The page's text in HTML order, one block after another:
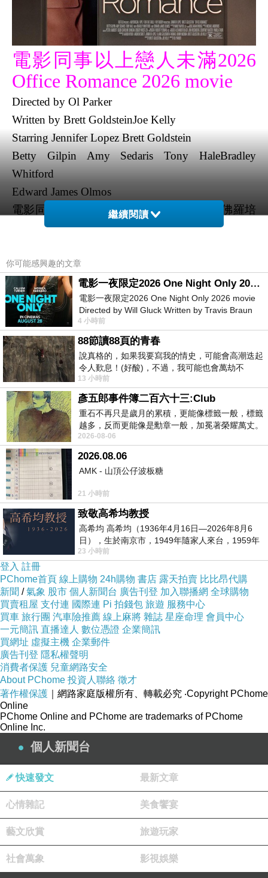
電影同事以上戀人未滿2026
Office Romance 2026 movie
Directed by Ol Parker
Written by Brett GoldsteinJoe Kelly
Starring Jennifer Lopez Brett Goldstein
Betty Gilpin Amy Sedaris Tony HaleBradley
Whitford
Edward James Olmos
電影同事以上戀人未滿2026描述講述珍妮佛羅培
茲與布雷特高德斯坦都是工作狂，擔任老闆珍妮
戀，在跟隨心意行動後隨即身陷混亂之中。
珍妮佛羅培茲與布雷特高德斯坦擔任製作，故事
從片名到女主角珍妮佛羅培茲就這知道這會是一
部怎樣的電影，布雷特高德斯坦因為某種緣故擔
任珍妮佛洛佩茲的律師，一家小型航空公司的首
席執行官，發展幾乎是沒有任何懸念，彼此之間
各有各的問題，祕密的辦公室戀情似乎影響到他
們的工作，轉而帶到珍妮佛羅培茲是否能繼續擔
任這份工作，當然電影沒有那麼認真談到甚麼女
性態度，只想好好談一場戀愛，外加一些黃腔。
珍妮佛羅培茲與布雷特高德斯談起戀愛還算是登
對，至少有一些小火花，不免俗刻意安排一些搞
笑的綠葉，像是貝蒂吉爾平飾演一個伶牙俐齒、
身懷六甲的女副手搶盡風頭，之後一定讓這個角
色在緊急狀況下生小孩，羅傑巴特飾演的競爭對
手航空公司老闆也有不錯的演出。
電影同事以上戀人未滿2026描述講述珍妮佛羅培
茲與布雷特高德斯坦都是工作狂，擔任老闆珍妮
羅洛培茲的律師，兩人很快地展開一段辦公室祕
戀，在跟隨心意行動後隨即身陷混亂之中。十分
老套的愛情喜劇，角色幾乎是替珍妮佛羅培茲與
布雷特高德斯量身訂做，你幾乎不會感到任何意
外，喜歡愛情喜劇或者是珍妮佛羅培茲的人可以
找來欣賞。
上一篇：電影你我在托斯卡尼 You Me Tuscany 2026
下一篇：電影真愛留聲 Voicemails for Isabelle
繼續閱讀
你可能感興趣的文章
電影一夜限定2026 One Night Only 2026 movie
電影一夜限定2026 One Night Only 2026 movie
Directed by Will Gluck Written by Travis Braun
Starring Monica Barbaro
4 小時前
88節讀88頁的青春
說真格的，如果我要寫我的情史，可能會高潮迭起
令人歎息！(好酸)，不過，我可能也會萬劫不
復...，每天跪鍵盤還是被判了花心的罪
13 小時前
彥五郎事件簿二百六十三:Club
重石不再只是歲月的累積，更能像標籤一般，標籤
越多，反而更能像是勳章一般，加冕著榮耀萬丈。
習慣一如縱容，成了再難輕輕放下的罪證
2026-08-06
2026.08.06
AMK - 山頂公仔波板糖
21 小時前
致敬高希均教授
高希均 高希均（1936年4月16日—2026年8月6
日），生於南京市，1949年隨家人來台，1959年
赴美深造並取得經濟發展博士學位。曾任
23 小時前
登入 註冊
PChome首頁 線上購物 24h購物 書店 露天拍賣 比比昂代購
新聞 /氣象 股市 個人新聞台 廣告刊登 加入聯播網 全球購物
買賣租屋 支付連 國際連 Pi 拍錢包 旅遊 服務中心
買車 旅行團 汽車險推薦 線上麻將 雜誌 星座命理 會員中心
一元簡訊 直播達人 數位憑證 企業簡訊
買網址 虛擬主機 企業郵件
廣告刊登 隱私權聲明
消費者保護 兒童網路安全
About PChome 投資人聯絡 徵才
著作權保護 ｜網路家庭版權所有、轉載必究 ‧Copyright PChome
Online
PChome Online and PChome are trademarks of PChome
Online Inc.
個人新聞台
快速發文 最新文章
心情雜記 美食饗宴
藝文欣賞 旅遊玩家
社會萬象 影視娛樂